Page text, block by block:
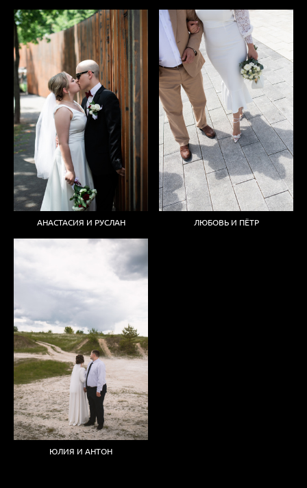
АНАСТАСИЯ И РУСЛАН ЛЮБОВЬ И ПЁТР
ЮЛИЯ И АНТОН